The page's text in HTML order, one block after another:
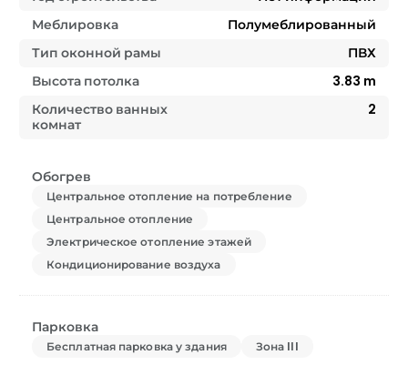
Меблировка
Полумеблированный
Тип оконной рамы
ПВХ
Высота потолка
3.83 m
Количество ванных
комнат
2
Обогрев
Центральное отопление на потребление
Центральное отопление
Электрическое отопление этажей
Кондиционирование воздуха
Парковка
Бесплатная парковка у здания Зона III